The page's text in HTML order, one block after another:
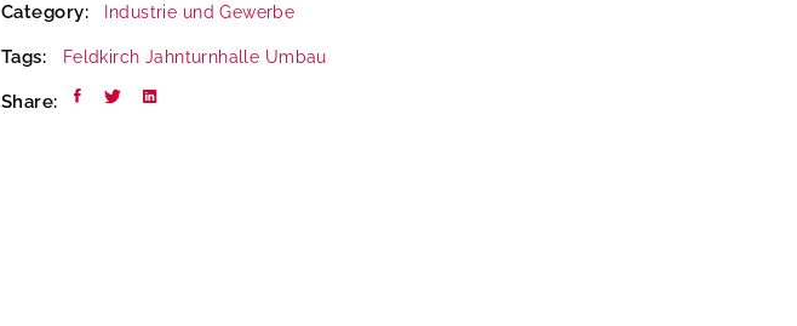
Category: Industrie und Gewerbe
Tags: Feldkirch Jahnturnhalle Umbau
Share: